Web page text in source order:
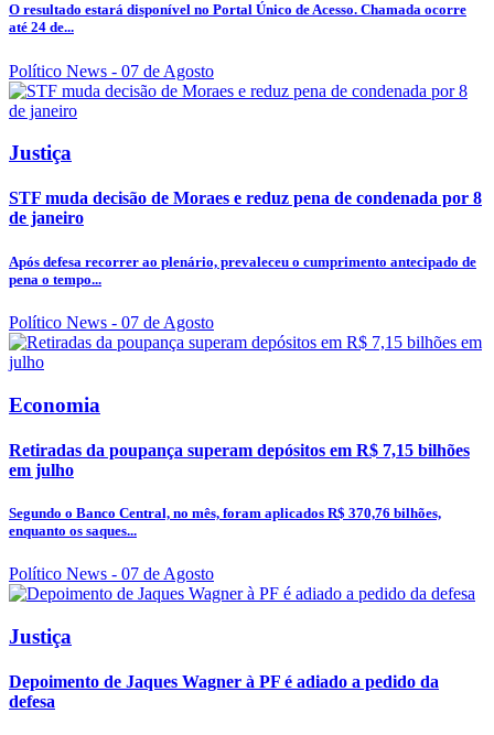
O resultado estará disponível no Portal Único de Acesso. Chamada ocorre
até 24 de...
Político News - 07 de Agosto
Justiça
STF muda decisão de Moraes e reduz pena de condenada por 8
de janeiro
Após defesa recorrer ao plenário, prevaleceu o cumprimento antecipado de
pena o tempo...
Político News - 07 de Agosto
Economia
Retiradas da poupança superam depósitos em R$ 7,15 bilhões
em julho
Segundo o Banco Central, no mês, foram aplicados R$ 370,76 bilhões,
enquanto os saques...
Político News - 07 de Agosto
Justiça
Depoimento de Jaques Wagner à PF é adiado a pedido da
defesa